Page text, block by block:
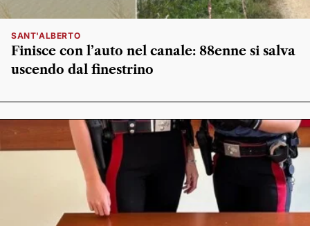
SANT'ALBERTO
Finisce con l’auto nel canale: 88enne si salva
uscendo dal finestrino